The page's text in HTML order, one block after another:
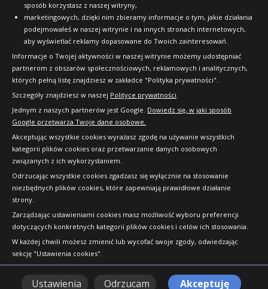
sposób korzystasz z naszej witryny,
marketingowych, dzięki nim zbieramy informacje o tym, jakie działania
podejmowałeś w naszej witrynie i na innych stronach internetowych,
aby wyświetlać reklamy dopasowane do Twoich zainteresowań.
Informacje o Twojej aktywności w naszej witrynie możemy udostępniać
partnerom z obszarów społecznościowych, reklamowych i analitycznych,
których pełną listę znajdziesz w zakładce "Polityka prywatności".
Szczegóły znajdziesz w naszej Polityce prywatności.
Jednym z naszych partnerów jest Google. Dowiedz się, w jaki sposób
Google przetwarza Twoje dane osobowe.
Akceptując wszystkie cookies wyrażasz zgodę na używanie wszystkich
kategorii plików cookies oraz przetwarzanie danych osobowych
związanych z ich wykorzystaniem.
Odrzucając wszystkie cookies zgadzasz się wyłącznie na stosowanie
niezbędnych plików cookies, które zapewniają prawidłowe działanie
strony.
Zarządzając ustawieniami cookies masz możliwość wyboru preferencji
dotyczących konkretnych kategorii plików cookies i celów ich stosowania.
W każdej chwili możesz zmienić lub wycofać swoje zgody, odwiedzając
sekcję "Ustawienia cookies".
Ustawienia Odrzucam Akceptuję
Copyright © 2010-2026 24opony.pl. Wszelkie
prawa zastrzeżone.